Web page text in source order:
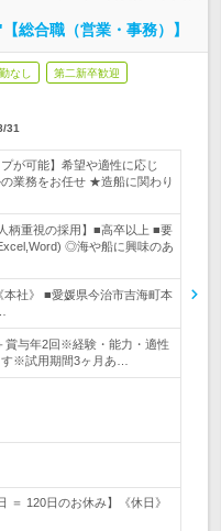
総合職（営業・事務）】
なし 第二新卒歓迎
31
が可能】希望や適性に応じ
業務をお任せ ★造船に関わり
柄重視の採用】■高卒以上 ■要
◎海や船に興味のあ
本社》 ■愛媛県今治市吉海町本
賞与年2回※経験・能力・適性
※試用期間3ヶ月あ…
＝ 120日のお休み】《休日》